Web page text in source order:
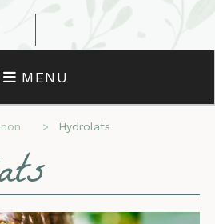
MENU
Hydrolats